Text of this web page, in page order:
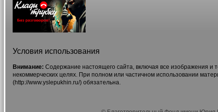
Условия использования
Внимание: Содержание настоящего сайта, включая все изображения и
некоммерческих целях. При полном или частичном использовании
(http://www.yslepukhin.ru/) обязательна.